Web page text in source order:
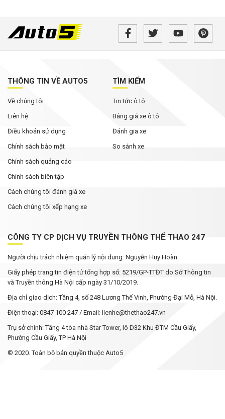
THÔNG TIN VỀ AUTO5
Về chúng tôi
Liên hệ
Điều khoản sử dụng
Chính sách bảo mật
Chính sách quảng cáo
Chính sách biên tập
Cách chúng tôi đánh giá xe
Cách chúng tôi xếp hạng xe
TÌM KIẾM
Tin tức ô tô
Bảng giá xe ô tô
Đánh gia xe
So sánh xe
CÔNG TY CP DỊCH VỤ TRUYỀN THÔNG THỂ THAO 247
Người chịu trách nhiệm quản lý nội dung: Nguyễn Huy Hoàn.
Giấy phép trang tin điện tử tổng hợp số: 5219/GP-TTĐT do Sở Thông tin
và Truyền thông Hà Nội cấp ngày 31/10/2019.
Địa chỉ giao dịch: Tầng 4, số 248 Lương Thế Vinh, Phường Đại Mỗ, Hà Nội.
Điện thoại: 0847 100 247 / Email: lienhe@thethao247.vn
Trụ sở chính: Tầng 4 tòa nhà Star Tower, lô D32 Khu ĐTM Cầu Giấy,
Phường Cầu Giấy, TP Hà Nội
© 2020. Toàn bộ bản quyền thuộc Auto5